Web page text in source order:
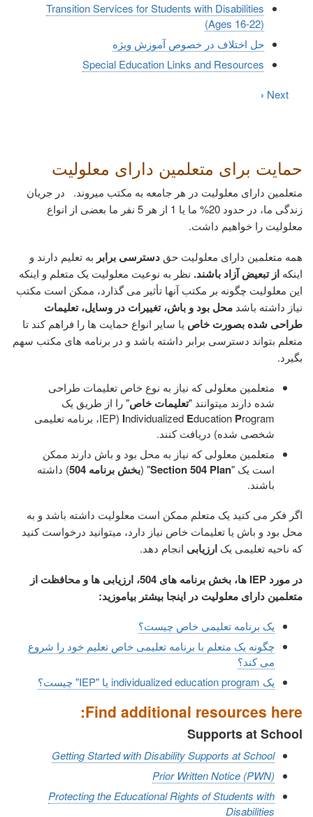
حمایت برای متعلمین دارای معلولیت
متعلمین دارای معلولیت در هر جامعه به مکتب میروند. در جریان
زندگی ما، در حدود 20% ما یا 1 از هر 5 نفر ما بعضی از انواع
معلولیت را خواهیم داشت.
همه متعلمین دارای معلولیت حقدسترسی برابر به تعلیم دارند و
اینکه از تبعیض آزاد باشند. نظر به نوعیت معلولیت یک متعلم و اینکه
این معلولیت چگونه بر مکتب آنها تأثیر می گذارد، ممکن است مکتب
نیاز داشته باشد محل بود و باش، تغییرات در وسایل، تعلیمات
طراحی شده بصورت خاص یا سایر انواع حمایت ها را فراهم کند تا
متعلم بتواند دسترسی برابر داشته باشد و در برنامه های مکتب سهم
بگیرد.
متعلمین معلولی که نیاز به نوع خاص تعلیمات طراحی
شده دارند میتوانند "تعلیمات خاص" را از طریق یک
Individualized Education Program
(IEP
، برنامه تعلیمی
شخصی شده) دریافت کنند.
متعلمین معلولی که نیاز به محل بود و باش دارند ممکن
است یک "Section 504 Plan
" (بخش برنامه 504) داشته
باشند.
اگر فکر می کنید یک متعلم ممکن است معلولیت داشته باشد و به
محل بود و باش یا تعلیمات خاص نیاز دارد، میتوانید درخواست کنید
که ناحیه تعلیمی یک ارزیابی انجام دهد.
در مورد IEP
ها، بخش برنامه های 504، ارزیابی ها و محافظت از
متعلمین دارای معلولیت در اینجا بیشتر بیاموزید:
یک برنامه تعلیمی خاص چیست؟
چگونه یک متعلم با برنامه تعلیمی خاص تعلیم خود را شروع
می کند؟
یک individualized education program یا "IEP" چیست؟
Find additional resources here:
Supports at School
Getting Started with Disability Supports at School
Prior Written Notice (PWN)
Protecting the Educational Rights of Students with
Disabilities
Transition Services for Students with Disabilities
(Ages 16-22)
حل اختلاف در خصوص آموزش ویژه
Special Education Links and Resources
Next
‹